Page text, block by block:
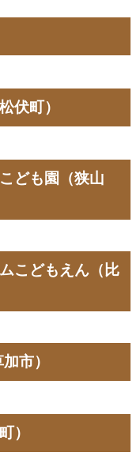
伏町）
ども園（狭山
こどもえん（比
市）
）